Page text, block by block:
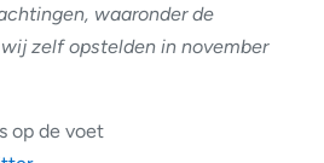
waaronder de
zelf opstelden in november
op de voet